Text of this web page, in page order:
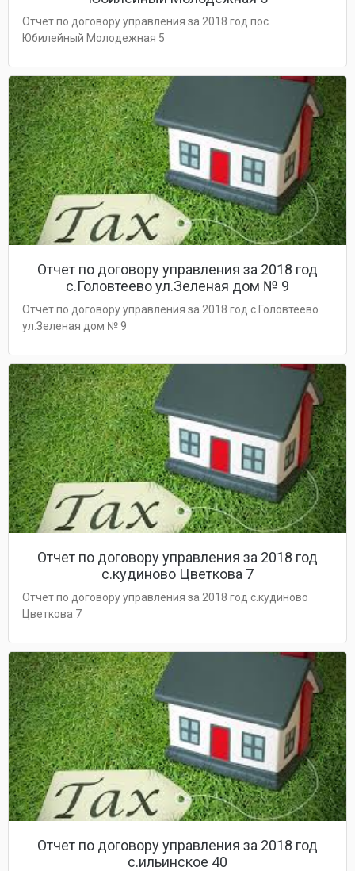
Отчет по договору управления за 2018 год пос.
Юбилейный Молодежная 5
Отчет по договору управления за 2018 год
с.Головтеево ул.Зеленая дом № 9
Отчет по договору управления за 2018 год с.Головтеево
ул.Зеленая дом № 9
Отчет по договору управления за 2018 год
с.кудиново Цветкова 7
Отчет по договору управления за 2018 год с.кудиново
Цветкова 7
Отчет по договору управления за 2018 год
с.ильинское 40